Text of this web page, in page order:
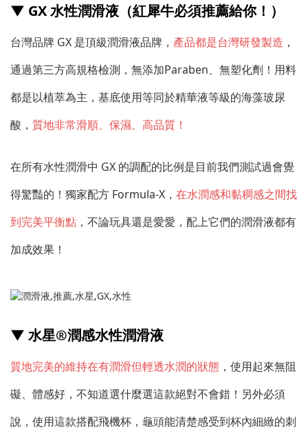
▼ GX 水性潤滑液（紅犀牛必須推薦給你！）
台灣品牌 GX 是頂級潤滑液品牌， 產品都是台灣研發製造 ，
通過第三方高規格檢測，無添加Paraben、無塑化劑！用料
都是以植萃為主，基底使用等同於精華液等級的海藻玻尿
酸， 質地非常滑順、保濕、高品質！
在所有水性潤滑中 GX 的調配的比例是目前我們測試過會覺
得驚豔的！獨家配方 Formula-X， 在水潤感和黏稠感之間找
到完美平衡點 ，不論玩具還是愛愛，配上它們的潤滑液都有
加成效果！
▼ 水星®潤感水性潤滑液
質地完美的維持在有潤滑但輕透水潤的狀態 ，使用起來無阻
礙、體感好，不知道選什麼選這款絕對不會錯！另外必須
說，使用這款搭配飛機杯，龜頭能清楚感受到杯內細緻的刺